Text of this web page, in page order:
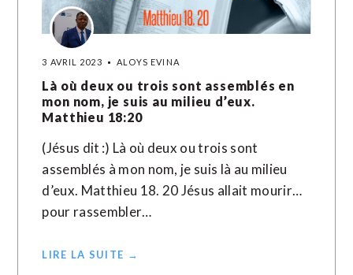
3 AVRIL 2023 ALOYS EVINA
Là où deux ou trois sont assemblés en
mon nom, je suis au milieu d’eux.
Matthieu 18:20
(Jésus dit :) Là où deux ou trois sont
assemblés à mon nom, je suis là au milieu
d’eux. Matthieu 18. 20 Jésus allait mourir…
pour rassembler…
LIRE LA SUITE →